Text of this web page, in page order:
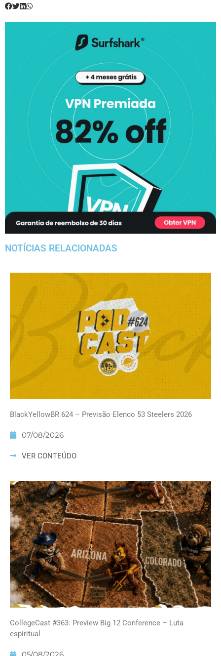
NOTÍCIAS RELACIONADAS
BlackYellowBR 624 – Previsão Elenco 53 Steelers 2026
07/08/2026
VER CONTEÚDO
CollegeCast #363: Preview Big 12 Conference – Luta
espiritual